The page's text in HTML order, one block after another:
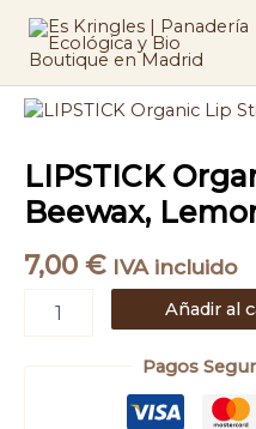
contenido
LIPSTICK
Beewax,
7,00 € IVA incluido
LIPSTICK
Stick
Beewax,
Lemon
&
Mint
cantidad
Añadir al
Pagos
Beewax,
Lemon
&
Mint